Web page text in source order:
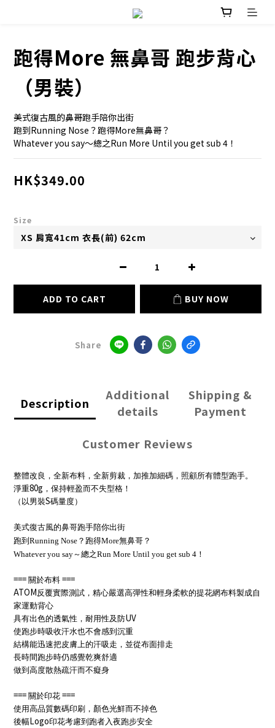
跑得More 無鼻哥 跑步背心
（男裝）
美式復古風的鼻哥跑手陪你出街
跑到Running Nose？跑得More無鼻哥？
Whatever you say～總之Run More Until you get sub 4！
HK$349.00
Size
ADD TO CART BUY NOW
Share
Description
Additional
details
Shipping &
Payment
Customer Reviews
整體改良，全新布料，全新剪裁，加推加細碼，照顧所有體型跑手。
淨重80g ，保持輕盈而不失型格！
（以男裝S碼量度）
美式復古風的鼻哥跑手陪你出街
跑到Running Nose？跑得More無鼻哥？
Whatever you say～總之Run More Until you get sub 4！
=== 關於布料 ===
ATOM反覆實際測試，精心嚴選高彈性和輕身柔軟的提花網布料製成自
家運動背心
具有出色的透氣性，耐用性及防UV
使跑步時吸收汗水也不會感到沉重
結構能迅速把皮膚上的汗吸走，並從布面排走
長時間跑步時仍感覺乾爽舒適
做到高度散熱疏汗而不癡身
=== 關於印花 ===
使用高品質數碼印刷，顏色光鮮而不掉色
後幅Logo印花考慮到跑者入夜跑步安全